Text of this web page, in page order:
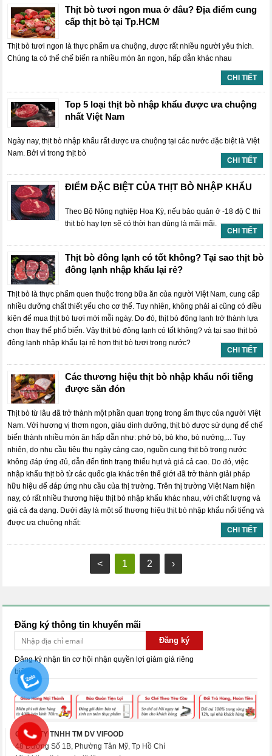
Thịt bò tươi ngon mua ở đâu? Địa điểm cung
cấp thịt bò tại Tp.HCM
Thịt bò tươi ngon là thực phẩm ưa chuộng, được rất nhiều người yêu thích.
Chúng ta có thể chế biến ra nhiều món ăn ngon, hấp dẫn khác nhau
CHI TIẾT
Top 5 loại thịt bò nhập khẩu được ưa chuộng
nhất Việt Nam
Ngày nay, thịt bò nhập khẩu rất được ưa chuộng tại các nước đặc biệt là Việt
Nam. Bởi vì trong thịt bò
CHI TIẾT
ĐIỂM ĐẶC BIỆT CỦA THỊT BÒ NHẬP KHẨU
Theo Bộ Nông nghiệp Hoa Kỳ, nếu bảo quản ở -18 độ C thì
thịt bò hay lợn sẽ có thời hạn dùng là mãi mãi.
CHI TIẾT
Thịt bò đông lạnh có tốt không? Tại sao thịt bò
đông lạnh nhập khẩu lại rẻ?
Thịt bò là thực phẩm quen thuộc trong bữa ăn của người Việt Nam, cung cấp
nhiều dưỡng chất thiết yếu cho cơ thể. Tuy nhiên, không phải ai cũng có điều
kiện để mua thịt bò tươi mới mỗi ngày. Do đó, thịt bò đông lạnh trở thành lựa
chọn thay thế phổ biến. Vậy thịt bò đông lạnh có tốt không? và tại sao thịt bò
đông lạnh nhập khẩu lại rẻ hơn thịt bò tươi trong nước?
CHI TIẾT
Các thương hiệu thịt bò nhập khẩu nổi tiếng
được săn đón
Thịt bò từ lâu đã trở thành một phần quan trọng trong ẩm thực của người Việt
Nam. Với hương vị thơm ngon, giàu dinh dưỡng, thịt bò được sử dụng để chế
biến thành nhiều món ăn hấp dẫn như: phở bò, bò kho, bò nướng,... Tuy
nhiên, do nhu cầu tiêu thụ ngày càng cao, nguồn cung thịt bò trong nước
không đáp ứng đủ, dẫn đến tình trạng thiếu hụt và giá cả cao. Do đó, việc
nhập khẩu thịt bò từ các quốc gia khác trên thế giới đã trở thành giải pháp
hữu hiệu để đáp ứng nhu cầu của thị trường. Trên thị trường Việt Nam hiện
nay, có rất nhiều thương hiệu thịt bò nhập khẩu khác nhau, với chất lượng và
giá cả đa dạng. Dưới đây là một số thương hiệu thịt bò nhập khẩu nổi tiếng và
được ưa chuộng nhất:
CHI TIẾT
< 1 2 ›
Đăng ký thông tin khuyến mãi
Đăng ký
Đăng ký nhận tin cơ hội nhận quyền lợi giảm giá riêng
biệt.
CÔNG TY TNHH TM DV VIFOOD
48 Đường Số 1B, Phường Tân Mỹ, Tp Hồ Chí